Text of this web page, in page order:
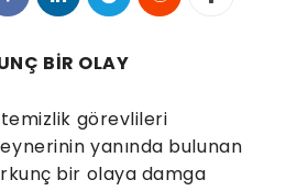
BİR OLAY
görevlileri
yanında bulunan
bir olaya damga